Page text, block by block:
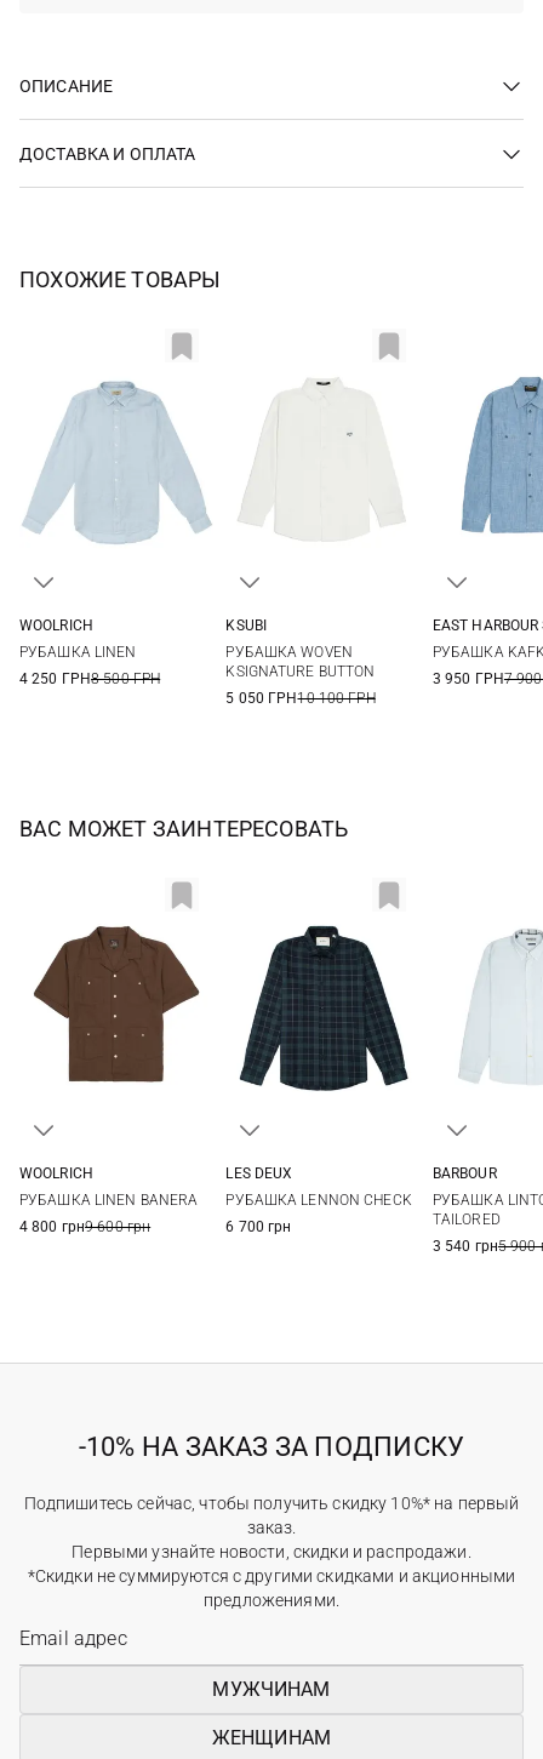
ОПИСАНИЕ
ДОСТАВКА И ОПЛАТА
ПОХОЖИЕ ТОВАРЫ
WOOLRICH
РУБАШКА LINEN
4 250 ГРН8 500 ГРН
KSUBI
РУБАШКА WOVEN
KSIGNATURE BUTTON
5 050 ГРН10 100 ГРН
EAST HARBOUR
РУБАШКА
3 950 ГРН7
ВАС МОЖЕТ ЗАИНТЕРЕСОВАТЬ
WOOLRICH
РУБАШКА LINEN BANERA
4 800 грн9 600 грн
LES DEUX
РУБАШКА LENNON CHECK
6 700 грн
3XL
BARBOUR
РУБАШКА
TAILORED
3 540 грн5 900
-10% НА ЗАКАЗ ЗА ПОДПИСКУ
Подпишитесь сейчас, чтобы получить скидку 10%* на первый
заказ.
Первыми узнайте новости, скидки и распродажи.
*Скидки не суммируются с другими скидками и акционными
предложениями.
МУЖЧИНАМ
ЖЕНЩИНАМ